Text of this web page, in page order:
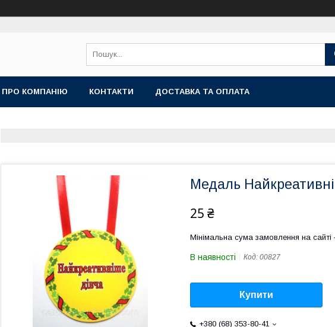
ПРО КОМПАНІЮ КОНТАКТИ ДОСТАВКА ТА ОПЛАТА
Медаль
25 ₴
Мінімальна сума замовлення на
В наявності Код: 00827
Купити
+380 (68) 353-80-41